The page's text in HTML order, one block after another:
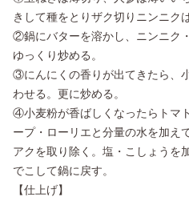
きして種をとりザク切りニンニク
②鍋にバターを溶かし、ニンニク
ゆっくり炒める。
③にんにくの香りが出てきたら、
わせる。更に炒める。
④小麦粉が香ばしくなったらトマ
ープ・ローリエと分量の水を加え
アクを取り除く。塩・こしょうを
でこして鍋に戻す。
【仕上げ】